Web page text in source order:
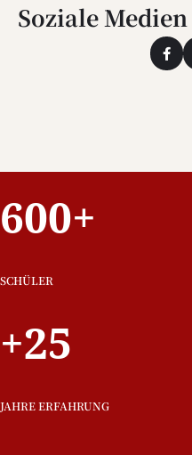
Soziale Medien
600+
SCHÜLER
+25
JAHRE ERFAHRUNG